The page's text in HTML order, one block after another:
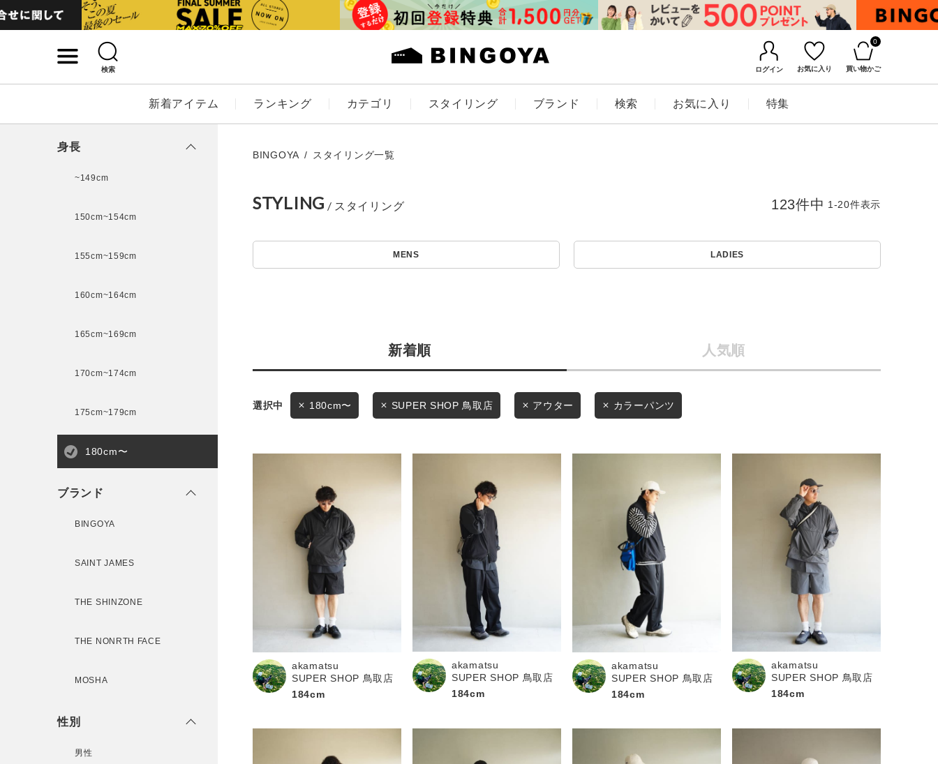
検索 ログイン お気に入り
0
買い物かご
新着アイテム ランキング カテゴリ スタイリング ブランド 検索 お気に入り 特集
条件絞り込み検索
カテゴリから探す
スタイリングから探す
ブランドから探す
店舗一覧
会社概要
採用情報
ギフトカード
お知らせ・ご利用ガイド
お知らせ
ご利用ガイド
ギフトラッピング
お問い合わせ
無料公式アプリダウンロード
キーワード
LADIES KIDS
ブランド
価格
セール価格 WEB限定
在庫
在庫あり 在庫なし含む
この条件で絞り込む
身長
~149cm
150cm~154cm
155cm~159cm
160cm~164cm
165cm~169cm
170cm~174cm
175cm~179cm
180cm〜
ブランド
BINGOYA
SAINT JAMES
THE SHINZONE
THE NONRTH FACE
MOSHA
性別
男性
BINGOYA スタイリング一覧
STYLING
MENS LADIES
新着順 人気順
123件中 1-20件表示
180cm〜 SUPER SHOP 鳥取店 アウター カラーパンツ
akamatsu
SUPER SHOP 鳥取店
184cm
akamatsu
SUPER SHOP 鳥取店
184cm
akamatsu
SUPER SHOP 鳥取店
184cm
akamatsu
SUPER SHOP 鳥取店
184cm